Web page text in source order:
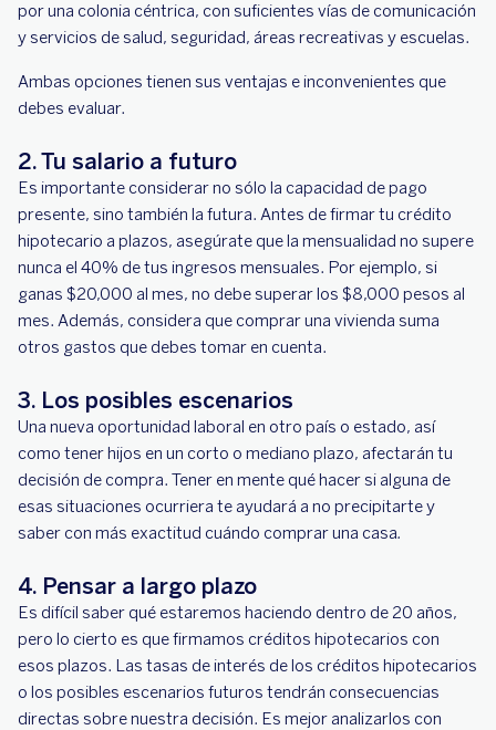
por una colonia céntrica, con suficientes vías de comunicación
y servicios de salud, seguridad, áreas recreativas y escuelas.
Ambas opciones tienen sus ventajas e inconvenientes que
debes evaluar.
2. Tu salario a futuro
Es importante considerar no sólo la capacidad de pago
presente, sino también la futura. Antes de firmar tu crédito
hipotecario a plazos, asegúrate que la mensualidad no supere
nunca el 40% de tus ingresos mensuales. Por ejemplo, si
ganas $20,000 al mes, no debe superar los $8,000 pesos al
mes. Además, considera que comprar una vivienda suma
otros gastos que debes tomar en cuenta.
3. Los posibles escenarios
Una nueva oportunidad laboral en otro país o estado, así
como tener hijos en un corto o mediano plazo, afectarán tu
decisión de compra. Tener en mente qué hacer si alguna de
esas situaciones ocurriera te ayudará a no precipitarte y
saber con más exactitud cuándo comprar una casa.
4. Pensar a largo plazo
Es difícil saber qué estaremos haciendo dentro de 20 años,
pero lo cierto es que firmamos créditos hipotecarios con
esos plazos. Las tasas de interés de los créditos hipotecarios
o los posibles escenarios futuros tendrán consecuencias
directas sobre nuestra decisión. Es mejor analizarlos con